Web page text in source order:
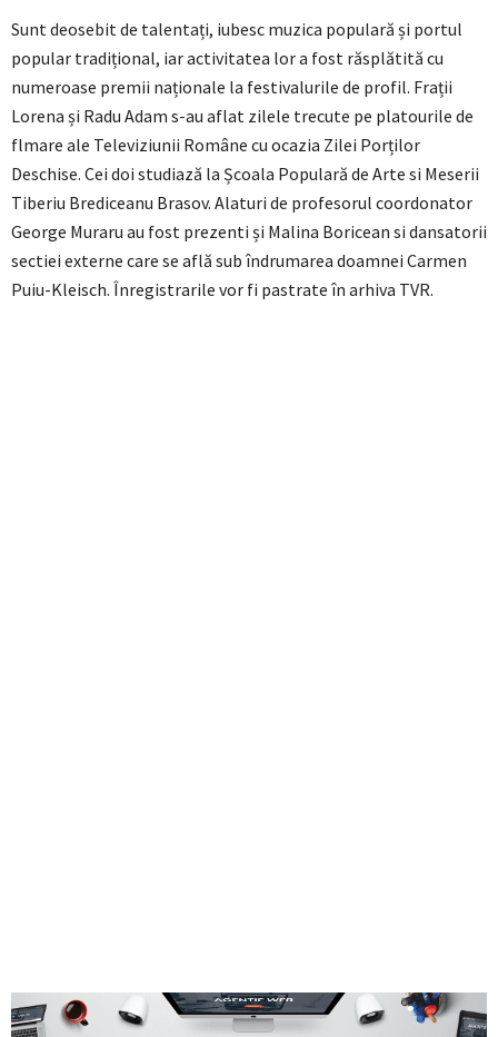
Sunt deosebit de talentați, iubesc muzica populară și portul
popular tradițional, iar activitatea lor a fost răsplătită cu
numeroase premii naționale la festivalurile de profil. Frații
Lorena și Radu Adam s-au aflat zilele trecute pe platourile de
flmare ale Televiziunii Române cu ocazia Zilei Porților
Deschise. Cei doi studiază la Școala Populară de Arte si Meserii
Tiberiu Brediceanu Brasov. Alaturi de profesorul coordonator
George Muraru au fost prezenti și Malina Boricean si dansatorii
sectiei externe care se află sub îndrumarea doamnei Carmen
Puiu-Kleisch. Înregistrarile vor fi pastrate în arhiva TVR.